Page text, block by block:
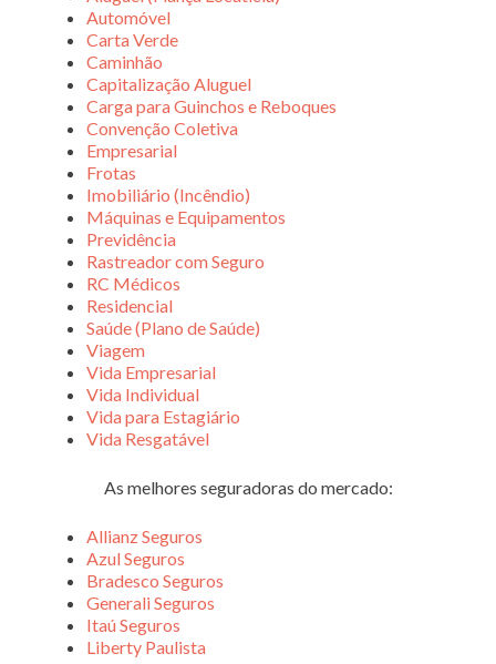
Automóvel
Carta Verde
Caminhão
Capitalização Aluguel
Carga para Guinchos e Reboques
Convenção Coletiva
Empresarial
Frotas
Imobiliário (Incêndio)
Máquinas e Equipamentos
Previdência
Rastreador com Seguro
RC Médicos
Residencial
Saúde (Plano de Saúde)
Viagem
Vida Empresarial
Vida Individual
Vida para Estagiário
Vida Resgatável
As melhores seguradoras do mercado:
Allianz Seguros
Azul Seguros
Bradesco Seguros
Generali Seguros
Itaú Seguros
Liberty Paulista